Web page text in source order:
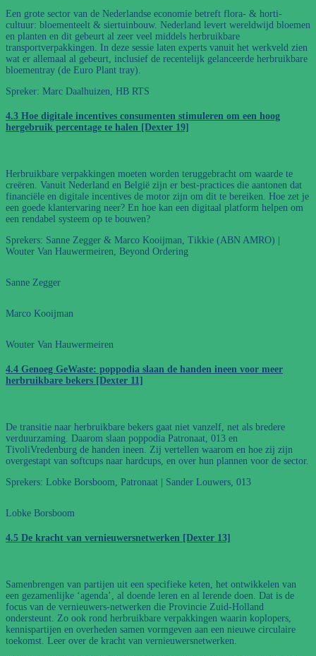
Een grote sector van de Nederlandse economie betreft flora- & horti-
cultuur: bloementeelt & siertuinbouw. Nederland levert wereldwijd bloemen
en planten en dit gebeurt al zeer veel middels herbruikbare
transportverpakkingen. In deze sessie laten experts vanuit het werkveld zien
wat er allemaal al gebeurt, inclusief de recentelijk gelanceerde herbruikbare
bloementray (de Euro Plant tray).
Spreker: Marc Daalhuizen, HB RTS
4.3 Hoe digitale incentives consumenten stimuleren om een hoog
hergebruik percentage te halen [Dexter 19]
Herbruikbare verpakkingen moeten worden teruggebracht om waarde te
creëren. Vanuit Nederland en België zijn er best-practices die aantonen dat
financiële en digitale incentives de motor zijn om dit te bereiken. Hoe zet je
een goede klantervaring neer? En hoe kan een digitaal platform helpen om
een rendabel systeem op te bouwen?
Sprekers: Sanne Zegger & Marco Kooijman, Tikkie (ABN AMRO) |
Wouter Van Hauwermeiren, Beyond Ordering
Sanne Zegger
Marco Kooijman
Wouter Van Hauwermeiren
4.4 Genoeg GeWaste: poppodia slaan de handen ineen voor meer
herbruikbare bekers [Dexter 11]
De transitie naar herbruikbare bekers gaat niet vanzelf, net als bredere
verduurzaming. Daarom slaan poppodia Patronaat, 013 en
TivoliVredenburg de handen ineen. Zij vertellen waarom en hoe zij zijn
overgestapt van softcups naar hardcups, en over hun plannen voor de sector.
Sprekers: Lobke Borsboom, Patronaat | Sander Louwers, 013
Lobke Borsboom
4.5 De kracht van vernieuwersnetwerken [Dexter 13]
Samenbrengen van partijen uit een specifieke keten, het ontwikkelen van
een gezamenlijke ‘agenda’, al doende leren en al lerende doen. Dat is de
focus van de vernieuwers-netwerken die Provincie Zuid-Holland
ondersteunt. Zo ook rond herbruikbare verpakkingen waarin koplopers,
kennispartijen en overheden samen vormgeven aan een nieuwe circulaire
toekomst. Leer over de kracht van vernieuwersnetwerken.